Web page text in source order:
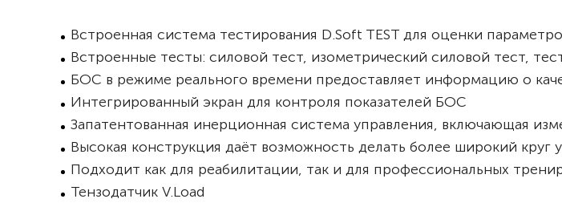
Встроенная система тестирования D.Soft TEST для оценки
Встроенные тесты: силовой тест, изометрический силовой тест,
БОС в режиме реального времени предоставляет информацию о
Интегрированный экран для контроля показателей БОС
Запатентованная инерционная система управления, включающая
Высокая конструкция даёт возможность делать более широкий круг
Подходит как для реабилитации, так и для профессиональных
Тензодатчик V.Load